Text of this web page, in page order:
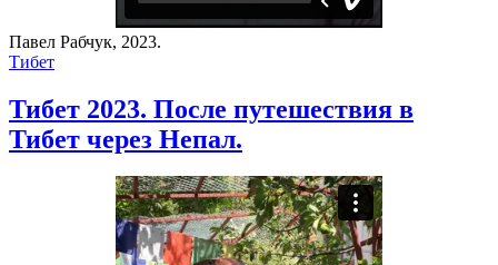
Павел Рабчук, 2023.
Тибет
Тибет 2023. После путешествия в
Тибет через Непал.